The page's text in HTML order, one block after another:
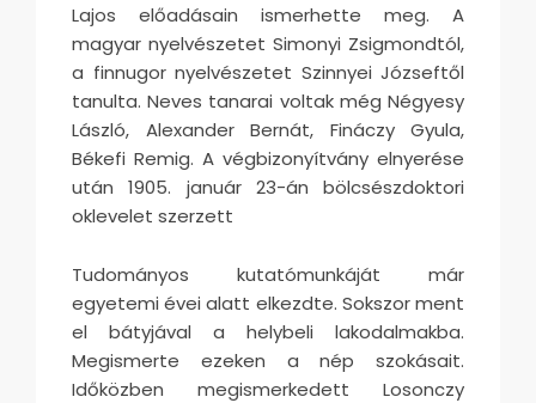
Lajos előadásain ismerhette meg. A
magyar nyelvészetet Simonyi Zsigmondtól,
a finnugor nyelvészetet Szinnyei Józseftől
tanulta. Neves tanarai voltak még Négyesy
László, Alexander Bernát, Fináczy Gyula,
Békefi Remig. A végbizonyítvány elnyerése
után 1905. január 23-án bölcsészdoktori
oklevelet szerzett
Tudományos kutatómunkáját már
egyetemi évei alatt elkezdte. Sokszor ment
el bátyjával a helybeli lakodalmakba.
Megismerte ezeken a nép szokásait.
Időközben megismerkedett Losonczy